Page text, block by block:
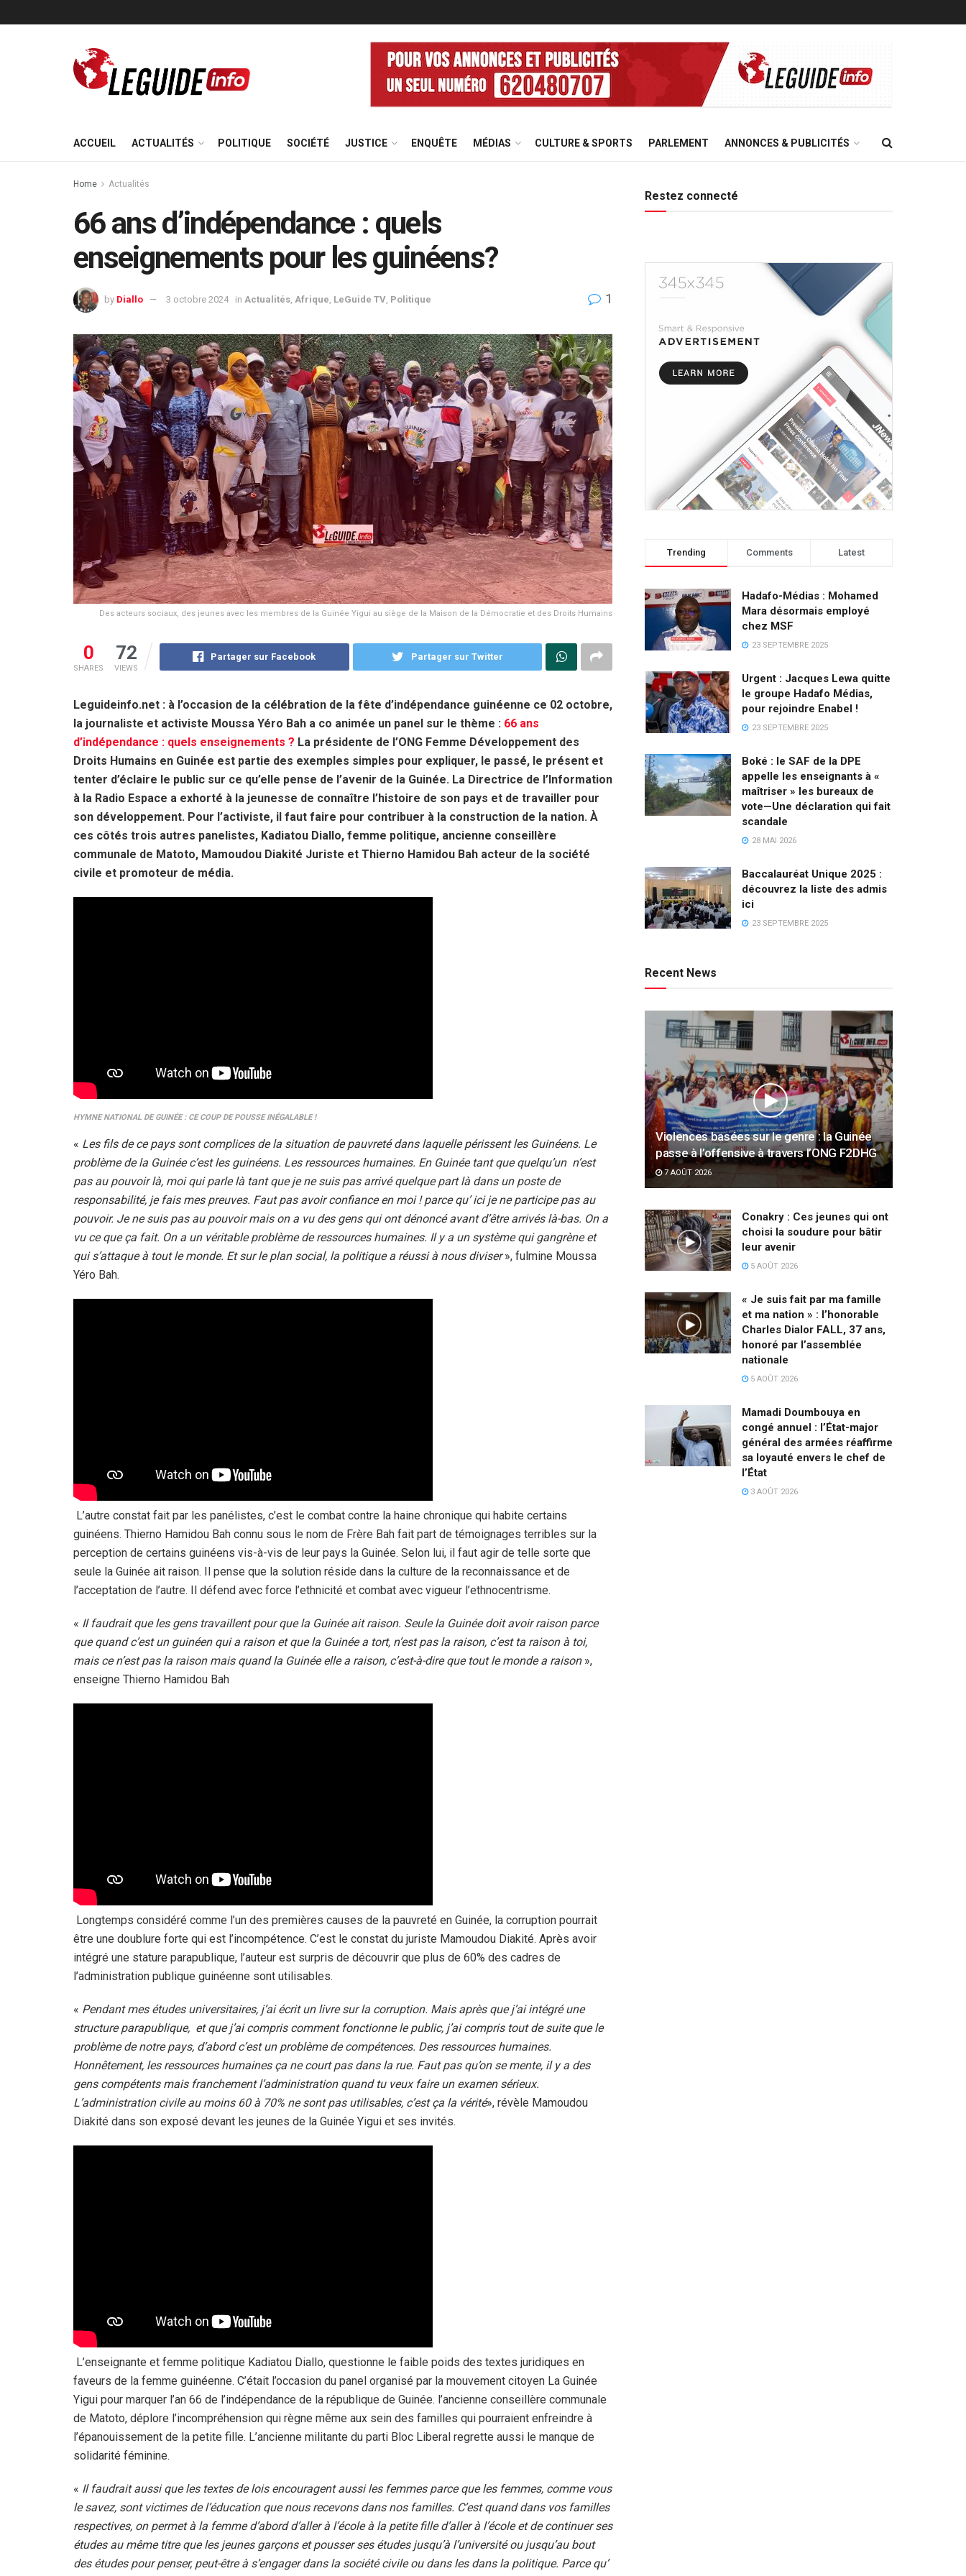
ACCUEIL ACTUALITÉS POLITIQUE SOCIÉTÉ JUSTICE ENQUÊTE MÉDIAS CULTURE & SPORTS PARLEMENT ANNONCES & PUBLICITÉS
Home Actualités
66 ans d’indépendance : quels
enseignements pour les guinéens?
by Diallo 3 octobre 2024 in Actualités Afrique LeGuide TV Politique 1
Des acteurs sociaux, des jeunes avec les membres de la Guinée Yigui au siège de la Maison de la Démocratie et des Droits Humains
0
SHARES
72
VIEWS
Partager sur Facebook Partager sur Twitter
Leguideinfo.net : à l’occasion de la célébration de la fête d’indépendance guinéenne ce 02 octobre,
la journaliste et activiste Moussa Yéro Bah a co animée un panel sur le thème : 66 ans
d’indépendance : quels enseignements ? La présidente de l’ONG Femme Développement des
Droits Humains en Guinée est partie des exemples simples pour expliquer, le passé, le présent et
tenter d’éclaire le public sur ce qu’elle pense de l’avenir de la Guinée. La Directrice de l’Information
à la Radio Espace a exhorté à la jeunesse de connaître l’histoire de son pays et de travailler pour
son développement. Pour l’activiste, il faut faire pour contribuer à la construction de la nation. À
ces côtés trois autres panelistes, Kadiatou Diallo, femme politique, ancienne conseillère
communale de Matoto, Mamoudou Diakité Juriste et Thierno Hamidou Bah acteur de la société
civile et promoteur de média.
HYMNE NATIONAL DE GUINÉE : CE COUP DE POUSSE INÉGALABLE !
« Les fils de ce pays sont complices de la situation de pauvreté dans laquelle périssent les Guinéens. Le
problème de la Guinée c’est les guinéens. Les ressources humaines. En Guinée tant que quelqu’un n’est
pas au pouvoir là, moi qui parle là tant que je ne suis pas arrivé quelque part là dans un poste de
responsabilité, je fais mes preuves. Faut pas avoir confiance en moi ! parce qu’ ici je ne participe pas au
pouvoir. Je ne suis pas au pouvoir mais on a vu des gens qui ont dénoncé avant d’être arrivés là-bas. On a
vu ce que ça fait. On a un véritable problème de ressources humaines. Il y a un système qui gangrène et
qui s’attaque à tout le monde. Et sur le plan social, la politique a réussi à nous diviser», fulmine Moussa
Yéro Bah.
L’autre constat fait par les panélistes, c’est le combat contre la haine chronique qui habite certains
guinéens. Thierno Hamidou Bah connu sous le nom de Frère Bah fait part de témoignages terribles sur la
perception de certains guinéens vis-à-vis de leur pays la Guinée. Selon lui, il faut agir de telle sorte que
seule la Guinée ait raison. Il pense que la solution réside dans la culture de la reconnaissance et de
l’acceptation de l’autre. Il défend avec force l’ethnicité et combat avec vigueur l’ethnocentrisme.
« Il faudrait que les gens travaillent pour que la Guinée ait raison. Seule la Guinée doit avoir raison parce
que quand c’est un guinéen qui a raison et que la Guinée a tort, n’est pas la raison, c’est ta raison à toi,
mais ce n’est pas la raison mais quand la Guinée elle a raison, c’est-à-dire que tout le monde a raison»,
enseigne Thierno Hamidou Bah
Longtemps considéré comme l’un des premières causes de la pauvreté en Guinée, la corruption pourrait
être une doublure forte qui est l’incompétence. C’est le constat du juriste Mamoudou Diakité. Après avoir
intégré une stature parapublique, l’auteur est surpris de découvrir que plus de 60% des cadres de
l’administration publique guinéenne sont utilisables.
« Pendant mes études universitaires, j’ai écrit un livre sur la corruption. Mais après que j’ai intégré une
structure parapublique, et que j’ai compris comment fonctionne le public, j’ai compris tout de suite que le
problème de notre pays, d’abord c’est un problème de compétences. Des ressources humaines.
Honnêtement, les ressources humaines ça ne court pas dans la rue. Faut pas qu’on se mente, il y a des
gens compétents mais franchement l’administration quand tu veux faire un examen sérieux.
L’administration civile au moins 60 à 70% ne sont pas utilisables, c’est ça la vérité», révèle Mamoudou
Diakité dans son exposé devant les jeunes de la Guinée Yigui et ses invités.
L’enseignante et femme politique Kadiatou Diallo, questionne le faible poids des textes juridiques en
faveurs de la femme guinéenne. C’était l’occasion du panel organisé par la mouvement citoyen La Guinée
Yigui pour marquer l’an 66 de l’indépendance de la république de Guinée. l’ancienne conseillère communale
de Matoto, déplore l’incompréhension qui règne même aux sein des familles qui pourraient enfreindre à
l’épanouissement de la petite fille. L’ancienne militante du parti Bloc Liberal regrette aussi le manque de
solidarité féminine.
« Il faudrait aussi que les textes de lois encouragent aussi les femmes parce que les femmes, comme vous
le savez, sont victimes de l’éducation que nous recevons dans nos familles. C’est quand dans vos familles
respectives, on permet à la femme d’abord d’aller à l’école à la petite fille d’aller à l’école et de continuer ses
études au même titre que les jeunes garçons et pousser ses études jusqu’à l’université ou jusqu’au bout
des études pour penser, peut-être à s’engager dans la société civile ou dans les dans la politique. Parce qu’
Restez connecté
Trending Comments Latest
Hadafo-Médias : Mohamed
Mara désormais employé
chez MSF
23 SEPTEMBRE 2025
Urgent : Jacques Lewa quitte
le groupe Hadafo Médias,
pour rejoindre Enabel !
23 SEPTEMBRE 2025
Boké : le SAF de la DPE
appelle les enseignants à «
maîtriser » les bureaux de
vote—Une déclaration qui fait
scandale
28 MAI 2026
Baccalauréat Unique 2025 :
découvrez la liste des admis
ici
23 SEPTEMBRE 2025
Recent News
Violences basées sur le genre : la Guinée
passe à l’offensive à travers l’ONG F2DHG
7 AOÛT 2026
Conakry : Ces jeunes qui ont
choisi la soudure pour bâtir
leur avenir
5 AOÛT 2026
« Je suis fait par ma famille
et ma nation » : l’honorable
Charles Dialor FALL, 37 ans,
honoré par l’assemblée
nationale
5 AOÛT 2026
Mamadi Doumbouya en
congé annuel : l’État-major
général des armées réaffirme
sa loyauté envers le chef de
l’État
3 AOÛT 2026